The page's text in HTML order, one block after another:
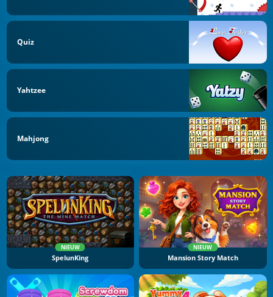
Quiz
Yahtzee
Mahjong
NIEUW
SpelunKing
NIEUW
Mansion Story Match